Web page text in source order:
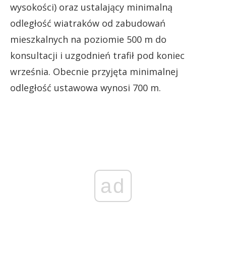
wysokości) oraz ustalający minimalną
odległość wiatraków od zabudowań
mieszkalnych na poziomie 500 m do
konsultacji i uzgodnień trafił pod koniec
września. Obecnie przyjęta minimalnej
odległość ustawowa wynosi 700 m.
ad